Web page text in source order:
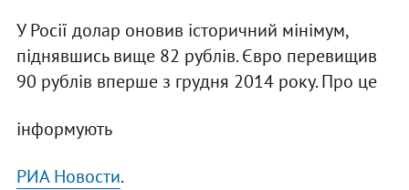
У Росії долар оновив історичний мінімум,
піднявшись вище 82 рублів. Євро перевищив
90 рублів вперше з грудня 2014 року. Про це
інформують
РИА Новости.